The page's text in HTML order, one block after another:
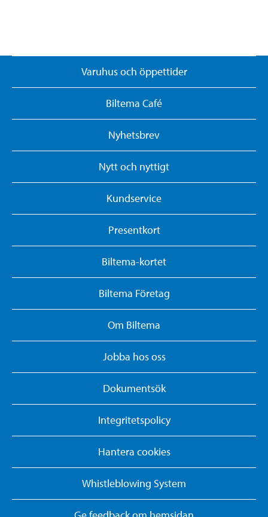
Varuhus och öppettider
Biltema Café
Nyhetsbrev
Nytt och nyttigt
Kundservice
Presentkort
Biltema-kortet
Biltema Företag
Om Biltema
Jobba hos oss
Dokumentsök
Integritetspolicy
Hantera cookies
Whistleblowing System